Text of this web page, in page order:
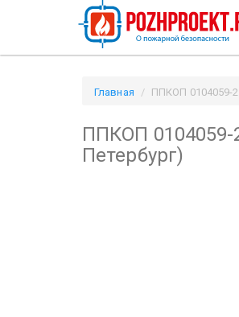
Главная ППКОП 0104059-
ППКОП 0104059-
Петербург)